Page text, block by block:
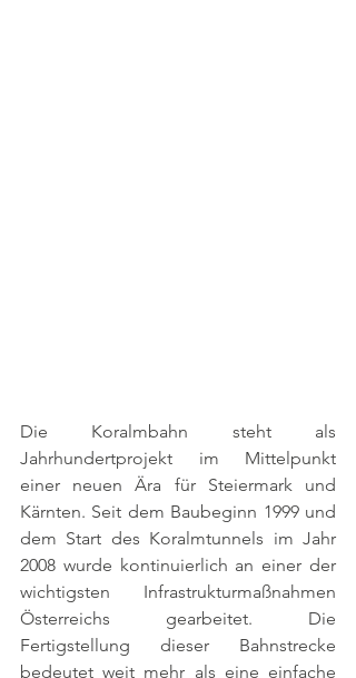
Die Koralmbahn steht als
Jahrhundertprojekt im Mittelpunkt
einer neuen Ära für Steiermark und
Kärnten. Seit dem Baubeginn 1999 und
dem Start des Koralmtunnels im Jahr
2008 wurde kontinuierlich an einer der
wichtigsten Infrastrukturmaßnahmen
Österreichs gearbeitet. Die
Fertigstellung dieser Bahnstrecke
bedeutet weit mehr als eine einfache